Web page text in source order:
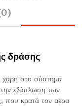
δράσης
χάρη στο σύστημα
την εξάπλωση των
που κρατά τον αέρα